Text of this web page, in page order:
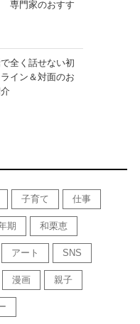
専門家のおすす
全く話せない初
イン＆対面のお
子育て 仕事
期 和栗恵
アート SNS
漫画 親子